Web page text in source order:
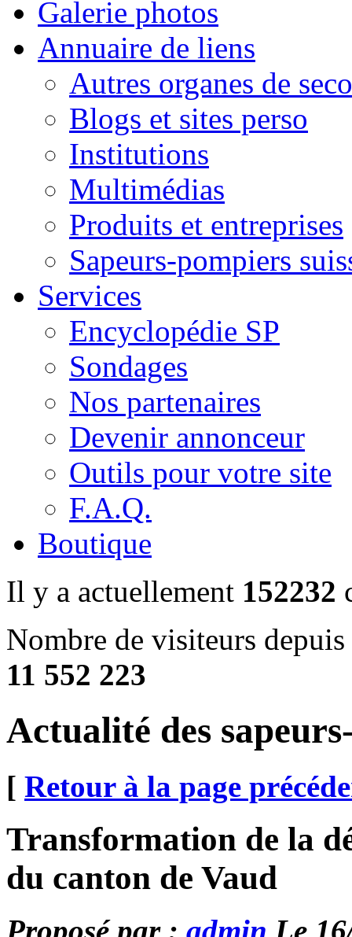
Galerie photos
Annuaire de liens
Autres organes de
Blogs et sites perso
Institutions
Multimédias
Produits et entreprises
Sapeurs-pompiers
Services
Encyclopédie SP
Sondages
Nos partenaires
Devenir annonceur
Outils pour votre site
F.A.Q.
Boutique
Il y a actuellement 152232
Nombre de visiteurs
11 552 223
Actualité des
[ Retour à la page
Transformation de la
du canton de Vaud
Proposé par : admin Le